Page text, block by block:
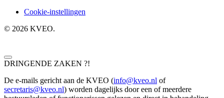
Cookie-instellingen
© 2026 KVEO.
DRINGENDE ZAKEN ?!
De e-mails gericht aan de KVEO (info@kveo.nl of
secretaris@kveo.nl) worden dagelijks door een of meerdere